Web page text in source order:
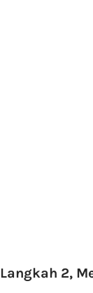
Langkah 2,